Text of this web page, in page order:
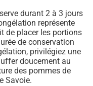
durant 2 à 3 jours
représente
de placer les portions
de conservation
privilégiez une
doucement au
des pommes de
Savoie.